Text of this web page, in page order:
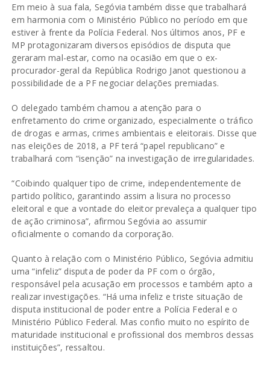
Em meio à sua fala, Segóvia também disse que trabalhará
em harmonia com o Ministério Público no período em que
estiver à frente da Polícia Federal. Nos últimos anos, PF e
MP protagonizaram diversos episódios de disputa que
geraram mal-estar, como na ocasião em que o ex-
procurador-geral da República Rodrigo Janot questionou a
possibilidade de a PF negociar delações premiadas.
O delegado também chamou a atenção para o
enfretamento do crime organizado, especialmente o tráfico
de drogas e armas, crimes ambientais e eleitorais. Disse que
nas eleições de 2018, a PF terá “papel republicano” e
trabalhará com “isenção” na investigação de irregularidades.
“Coibindo qualquer tipo de crime, independentemente de
partido político, garantindo assim a lisura no processo
eleitoral e que a vontade do eleitor prevaleça a qualquer tipo
de ação criminosa”, afirmou Segóvia ao assumir
oficialmente o comando da corporação.
Quanto à relação com o Ministério Público, Segóvia admitiu
uma “infeliz” disputa de poder da PF com o órgão,
responsável pela acusação em processos e também apto a
realizar investigações. “Há uma infeliz e triste situação de
disputa institucional de poder entre a Polícia Federal e o
Ministério Público Federal. Mas confio muito no espírito de
maturidade institucional e profissional dos membros dessas
instituições”, ressaltou.